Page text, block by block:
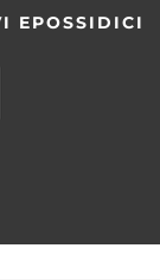
EPOSSIDICI